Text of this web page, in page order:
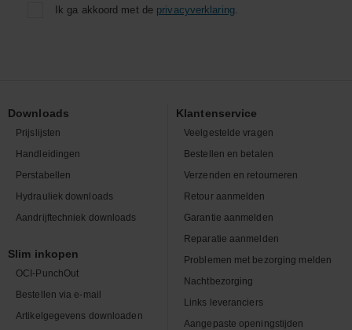
Ik ga akkoord met de privacyverklaring.
Downloads
Prijslijsten
Handleidingen
Perstabellen
Hydrauliek downloads
Aandrijftechniek downloads
Slim inkopen
OCI-PunchOut
Bestellen via e-mail
Artikelgegevens downloaden
Klantenservice
Veelgestelde vragen
Bestellen en betalen
Verzenden en retourneren
Retour aanmelden
Garantie aanmelden
Reparatie aanmelden
Problemen met bezorging melden
Nachtbezorging
Links leveranciers
Aangepaste openingstijden